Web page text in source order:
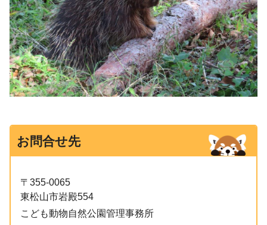
お問合せ先
〒355-0065
東松山市岩殿554
こども動物自然公園管理事務所